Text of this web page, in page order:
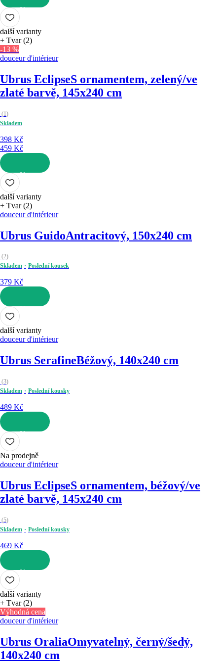
DO KOŠÍKU
další varianty
+ Tvar (2)
-13 %
douceur d'intérieur
Ubrus EclipseS ornamentem, zelený/ve
zlaté barvě, 145x240 cm
(1)
Skladem
398 Kč
459 Kč
DO KOŠÍKU
další varianty
+ Tvar (2)
douceur d'intérieur
Ubrus GuidoAntracitový, 150x240 cm
(2)
Skladem
Poslední kousek
379 Kč
DO KOŠÍKU
další varianty
douceur d'intérieur
Ubrus SerafineBéžový, 140x240 cm
(3)
Skladem
Poslední kousky
489 Kč
DO KOŠÍKU
Na prodejně
douceur d'intérieur
Ubrus EclipseS ornamentem, béžový/ve
zlaté barvě, 145x240 cm
(5)
Skladem
Poslední kousky
469 Kč
DO KOŠÍKU
další varianty
+ Tvar (2)
Výhodná cena
douceur d'intérieur
Ubrus OraliaOmyvatelný, černý/šedý,
140x240 cm